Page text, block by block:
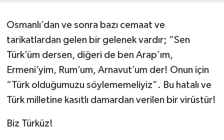
Osmanlı’dan ve sonra bazı cemaat ve
tarikatlardan gelen bir gelenek vardır; “Sen
Türk’üm dersen, diğeri de ben Arap’ım,
Ermeni’yim, Rum’um, Arnavut’um der! Onun için
“Türk olduğumuzu söylememeliyiz”. Bu hatalı ve
Türk milletine kasıtlı damardan verilen bir virüstür!
Biz Türküz!
Spor
Türkiye
YEREL